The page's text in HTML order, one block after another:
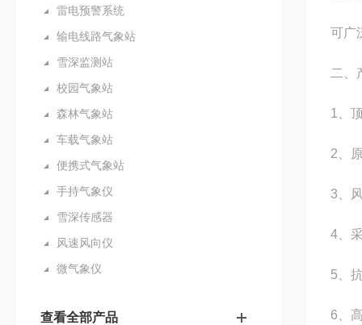
雷电预警系统
输电线路气象站
雪深监测站
校园气象站
森林气象站
车载气象站
便携式气象站
手持气象仪
雪深传感器
风速风向仪
微气象仪
查看全部产品
可广
二、
1、
2、
3、
4、
5、
6、